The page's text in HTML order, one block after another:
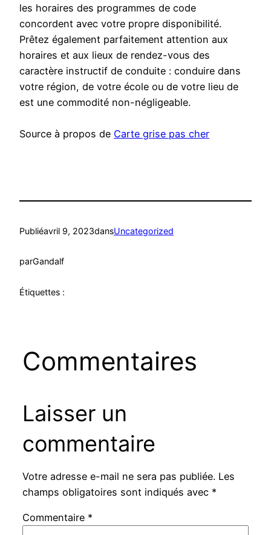
les horaires des programmes de code
concordent avec votre propre disponibilité.
Prêtez également parfaitement attention aux
horaires et aux lieux de rendez-vous des
caractère instructif de conduite : conduire dans
votre région, de votre école ou de votre lieu de
est une commodité non-négligeable.
Source à propos de Carte grise pas cher
Publiéavril 9, 2023dansUncategorized
parGandalf
Étiquettes :
Commentaires
Laisser un
commentaire
Votre adresse e-mail ne sera pas publiée. Les
champs obligatoires sont indiqués avec *
Commentaire *